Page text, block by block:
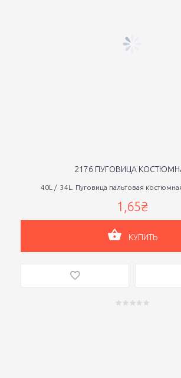
2176 ПУГОВИЦА
40L / 34L. Пуговица пальтовая
1,65₴
КУПИТЬ